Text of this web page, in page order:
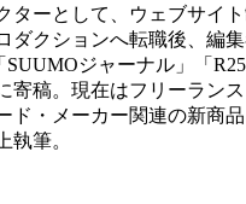
ターとして、ウェブサイ
ダクションへ転職後、編
SUUMOジャーナル」「
寄稿。現在はフリーラン
ド・メーカー関連の新商
執筆。